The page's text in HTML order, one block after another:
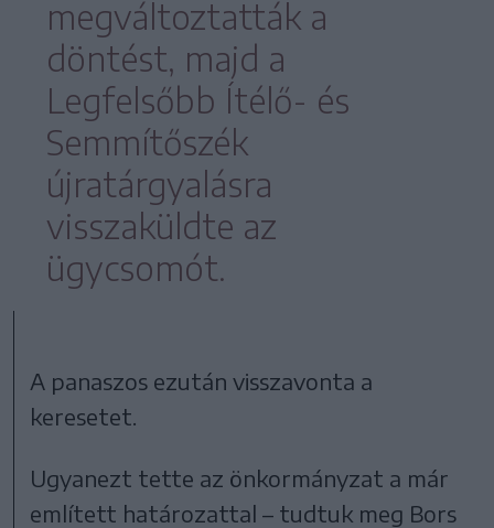
megváltoztatták a
döntést, majd a
Legfelsőbb Ítélő- és
Semmítőszék
újratárgyalásra
visszaküldte az
ügycsomót.
A panaszos ezután visszavonta a
keresetet.
Ugyanezt tette az önkormányzat a már
említett határozattal – tudtuk meg Bors